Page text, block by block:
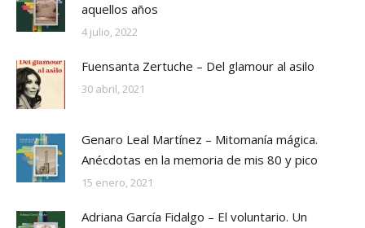
aquellos años
4 julio, 2022
Fuensanta Zertuche – Del glamour al asilo
30 abril, 2021
Genaro Leal Martínez – Mitomanía mágica.
Anécdotas en la memoria de mis 80 y pico
15 enero, 2021
Adriana García Fidalgo – El voluntario. Un